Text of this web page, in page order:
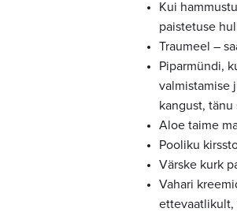
Kui
paistetuse
Traumeel –
Piparmündi,
valmistamise
kangust,
Aloe taime
Pooliku
Värske kurk
Vahari
ettevaatlikult,